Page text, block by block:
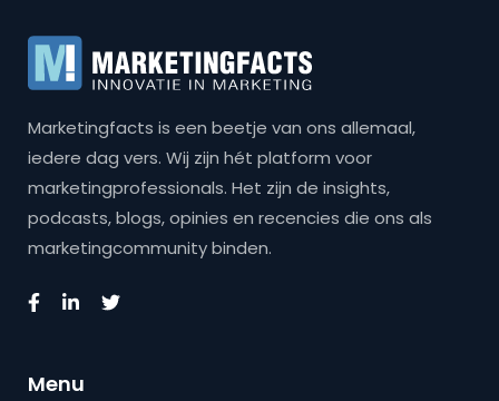
Marketingfacts is een beetje van ons allemaal,
iedere dag vers. Wij zijn hét platform voor
marketingprofessionals. Het zijn de insights,
podcasts, blogs, opinies en recencies die ons als
marketingcommunity binden.
Menu